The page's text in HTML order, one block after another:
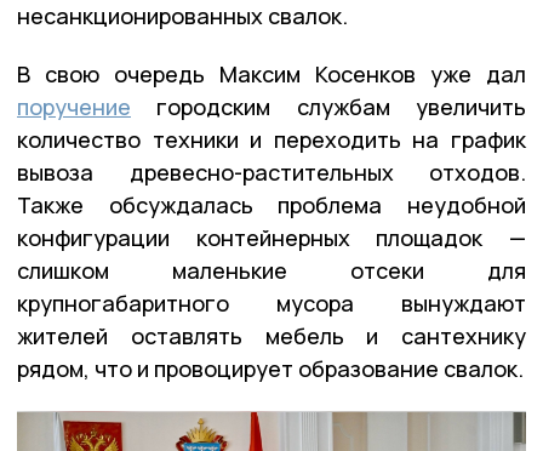
несанкционированных свалок.
В свою очередь Максим Косенков уже дал
поручение городским службам увеличить
количество техники и переходить на график
вывоза древесно-растительных отходов.
Также обсуждалась проблема неудобной
конфигурации контейнерных площадок —
слишком маленькие отсеки для
крупногабаритного мусора вынуждают
жителей оставлять мебель и сантехнику
рядом, что и провоцирует образование свалок.